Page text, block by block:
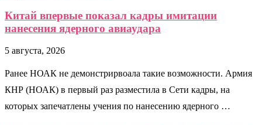
Китай впервые показал кадры имитации
нанесения ядерного авиаудара
5 августа, 2026
Ранее НОАК не демонстрирвоала такие возможности. Армия
КНР (НОАК) в первый раз разместила в Сети кадры, на
которых запечатлены учения по нанесению ядерного …